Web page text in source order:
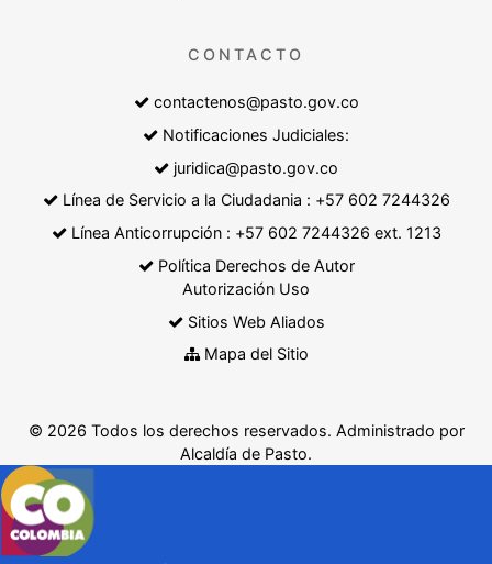
CONTACTO
contactenos@pasto.gov.co
Notificaciones Judiciales:
juridica@pasto.gov.co
Línea de Servicio a la Ciudadania : +57 602 7244326
Línea Anticorrupción : +57 602 7244326 ext. 1213
Política Derechos de Autor
Autorización Uso
Sitios Web Aliados
Mapa del Sitio
© 2026 Todos los derechos reservados. Administrado por
Alcaldía de Pasto.